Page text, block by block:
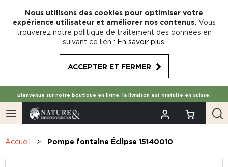
Nous utilisons des cookies pour optimiser votre
expérience utilisateur et améliorer nos contenus. Vous
trouverez notre politique de traitement des données en
suivant ce lien : En savoir plus
ACCEPTER ET FERMER
Bienvenue sur notre boutique en ligne, la livraison est gratuite en Suisse!
Accueil Pompe fontaine Éclipse 15140010